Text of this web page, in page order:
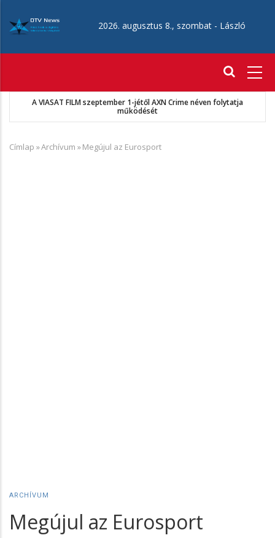
tartalomra
2026. augusztus 8., szombat - László
VIASAT FILM szeptember 1-jétől AXN Crime néven folytatja
működését
Morzsa
Címlap »Archívum »Megújul az Eurosport
ARCHÍVUM
Megújul az Eurosport